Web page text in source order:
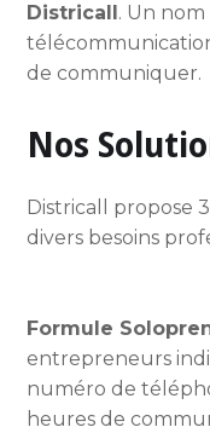
Districall . Un
de communiquer.
Nos
Districall propose
divers besoins
Formule
entrepreneurs
numéro de
heures de